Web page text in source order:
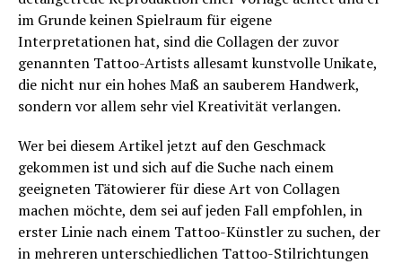
im Grunde keinen Spielraum für eigene
Interpretationen hat, sind die Collagen der zuvor
genannten Tattoo-Artists allesamt kunstvolle Unikate,
die nicht nur ein hohes Maß an sauberem Handwerk,
sondern vor allem sehr viel Kreativität verlangen.
Wer bei diesem Artikel jetzt auf den Geschmack
gekommen ist und sich auf die Suche nach einem
geeigneten Tätowierer für diese Art von Collagen
machen möchte, dem sei auf jeden Fall empfohlen, in
erster Linie nach einem Tattoo-Künstler zu suchen, der
in mehreren unterschiedlichen Tattoo-Stilrichtungen